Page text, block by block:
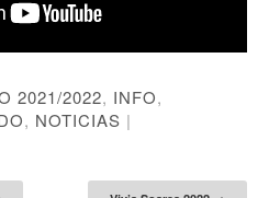
2021/2022, INFO,
, NOTICIAS |